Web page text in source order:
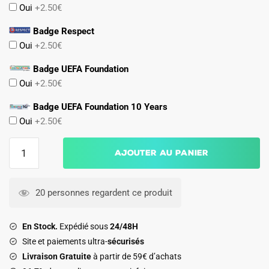
Oui +2.50€
Badge Respect
Oui +2.50€
Badge UEFA Foundation
Oui +2.50€
Badge UEFA Foundation 10 Years
Oui +2.50€
Belgique
2027
Trossard
Ajouter au panier
20 personnes regardent ce produit
En Stock. Expédié sous24/48H
Site et paiements ultra-sécurisés
Livraison Gratuiteà partir de 59€ d’achats